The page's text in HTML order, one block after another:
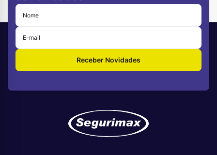
Receber Novidades